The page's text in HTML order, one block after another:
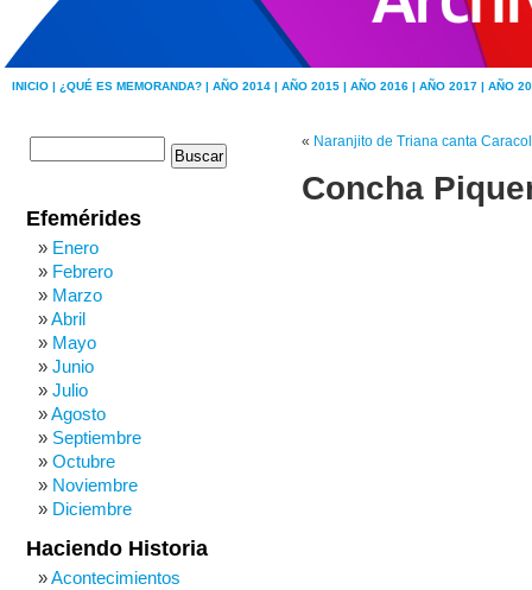
INICIO | ¿QUÉ ES MEMORANDA? | AÑO 2014 | AÑO 2015 | AÑO 2016 | AÑO 2017 | AÑO
« Naranjito de Triana canta
Concha
Efemérides
Enero
Febrero
Marzo
Abril
Mayo
Junio
Julio
Agosto
Septiembre
Octubre
Noviembre
Diciembre
Haciendo Historia
Acontecimientos